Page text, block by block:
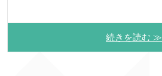
続きを読む ≫